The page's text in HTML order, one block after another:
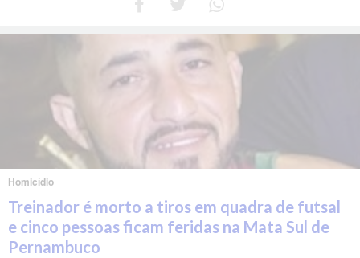
Homicídio
Treinador é morto a tiros em quadra de futsal
e cinco pessoas ficam feridas na Mata Sul de
Pernambuco